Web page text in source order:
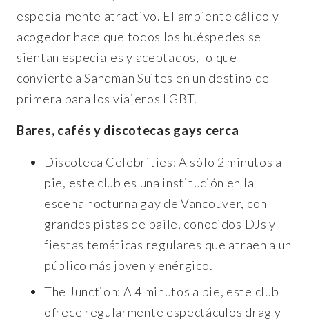
especialmente atractivo. El ambiente cálido y
acogedor hace que todos los huéspedes se
sientan especiales y aceptados, lo que
convierte a Sandman Suites en un destino de
primera para los viajeros LGBT.
Bares, cafés y discotecas gays cerca
Discoteca Celebrities: A sólo 2 minutos a
pie, este club es una institución en la
escena nocturna gay de Vancouver, con
grandes pistas de baile, conocidos DJs y
fiestas temáticas regulares que atraen a un
público más joven y enérgico.
The Junction: A 4 minutos a pie, este club
ofrece regularmente espectáculos drag y